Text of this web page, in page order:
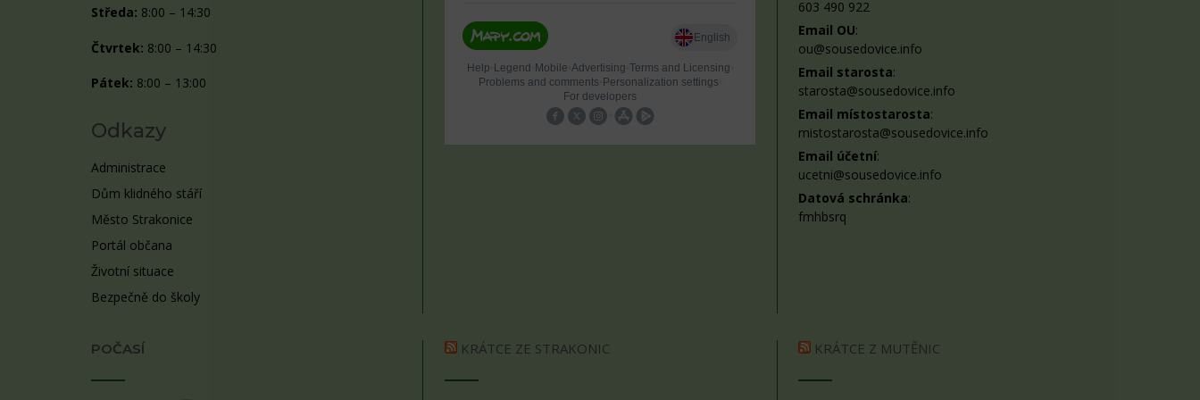
Středa: 8:00 – 14:30
Čtvrtek: 8:00 – 14:30
Pátek: 8:00 – 13:00
Odkazy
Administrace
Dům klidného stáří
Město Strakonice
Portál občana
Životní situace
Bezpečně do školy
603 490 922
Email OU:
ou@sousedovice.info
Email starosta:
starosta@sousedovice.info
Email místostarosta:
mistostarosta@sousedovice.info
Email účetní:
ucetni@sousedovice.info
Datová schránka:
fmhbsrq
POČASÍ KRÁTCE ZE STRAKONIC KRÁTCE Z MUTĚNIC